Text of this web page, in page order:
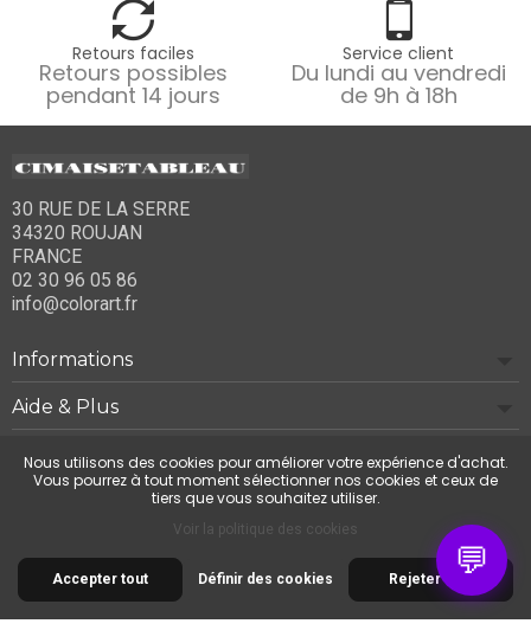
Retours faciles
Retours possibles
pendant 14 jours
Service client
Du lundi au vendredi
de 9h à 18h
30 RUE DE LA SERRE
34320 ROUJAN
FRANCE
02 30 96 05 86
info@colorart.fr
Informations
Aide & Plus
Notre société
Contactez-nous
💬
© 2026 Cimaise Tableau. Tous droits réservés.
Nous utilisons des cookies pour améliorer votre expérience d'achat.
Vous pourrez à tout moment sélectionner nos cookies et ceux de
tiers que vous souhaitez utiliser.
Voir la politique des cookies
Accepter tout Rejeter tout
Définir des cookies